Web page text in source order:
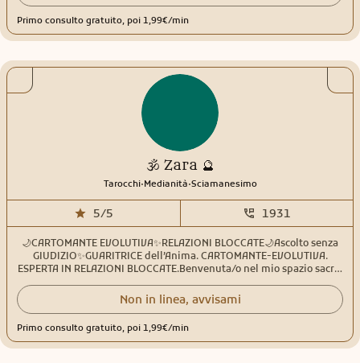
Primo consulto gratuito, poi 1,99€/min
🕉️ Zara 🔮
Tarocchi.Medianità.Sciamanesimo
5/5 1931
🌙CARTOMANTE EVOLUTIVA✨RELAZIONI BLOCCATE🌙Ascolto senza
GIUDIZIO✨GUARITRICE dell’Anima. CARTOMANTE-EVOLUTIVA.
ESPERTA IN RELAZIONI BLOCCATE.Benvenuta/o nel mio spazio sacro.
risposte chiare, ma anche una profonda rigenerazione
interiore.Oltre a leggere i Tarocchi per illuminare il tuo cammino e
Organi': una pratica potente per sciogliere i blocchi emotivi che
somatizziamo nel corpo. Spesso i nodi nel destino partono da
Non in linea, avvisami
Primo consulto gratuito, poi 1,99€/min